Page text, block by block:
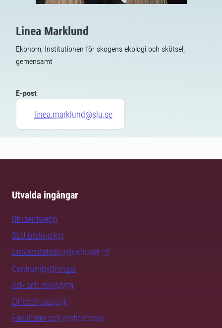
Linea Marklund
Ekonom, Institutionen för skogens ekologi och skötsel,
gemensamt
E-post
linea.marklund@slu.se
Utvalda ingångar
Studentwebb
SLU-biblioteket
Universitetsdjursjukhuset
Centrumbildningar
Art- och miljödata
Officiell statistik
Fakulteter och institutioner